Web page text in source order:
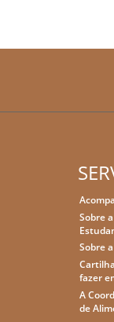
Sobre
Sobre
fazer
A
de